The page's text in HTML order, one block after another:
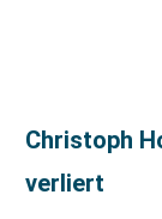
Christoph
verliert